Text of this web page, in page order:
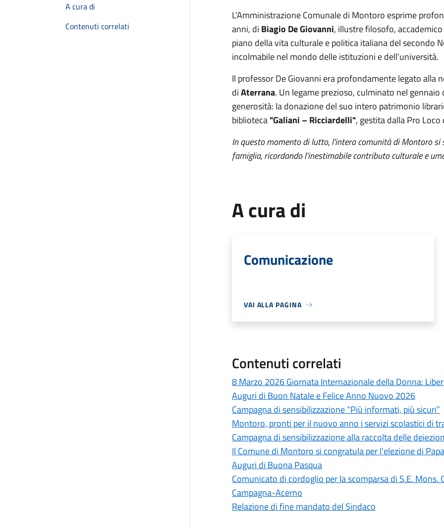
A cura di
Contenuti correlati
L’Amministrazione Comunale di Montoro esprime
anni, di Biagio De Giovanni, illustre filosofo,
piano della vita culturale e politica italiana del secondo
incolmabile nel mondo delle istituzioni e dell’università.
Il professor De Giovanni era profondamente legato alla
diAterrana. Un legame prezioso, culminato nel
generosità: la donazione del suo intero patrimonio
biblioteca"Galiani – Ricciardelli", gestita dalla Pro
In questo momento di lutto, l'intera comunità di Montoro
famiglia, ricordando l'inestimabile contributo culturale e
A cura di
Comunicazione
VAI ALLA PAGINA
Contenuti correlati
8 Marzo 2026 Giornata Internazionale della Donna:
Auguri di Buon Natale e Felice Anno Nuovo 2026
Campagna di sensibilizzazione “Più informati, più sicuri”
Montoro, pronti per il nuovo anno i servizi scolastici di
Campagna di sensibilizzazione alla raccolta delle
Il Comune di Montoro si congratula per l'elezione di
Auguri di Buona Pasqua
Comunicato di cordoglio per la scomparsa di S.E.
Campagna-Acerno
Relazione di fine mandato del Sindaco